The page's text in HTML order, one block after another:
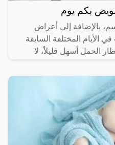
بكم يوم
بالإضافة إلى أعراض
الأيام المختلفة السابقة
الحمل أسهل قليلاً، لا